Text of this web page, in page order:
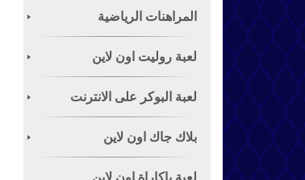
المراهنات الرياضية
لعبة روليت اون لاين
لعبة البوكر على الانترنت
الشهيرة
بلاك جاك اون لاين
لعبة باكاراة اون لاين